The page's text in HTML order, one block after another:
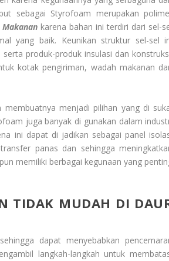
sebagai Styrofoam merupakan
karena bahan ini terdiri dari sel-
yang baik. Keunikan struktur sel-sel
produk-produk insulasi dan
kotak pengiriman, wadah makanan
membuatnya menjadi pilihan yang di
juga banyak di gunakan dalam
ini dapat di jadikan sebagai panel
panas dan sehingga
memiliki berbagai kegunaan yang
TIDAK MUDAH DI
sehingga dapat menyebabkan
langkah-langkah untuk